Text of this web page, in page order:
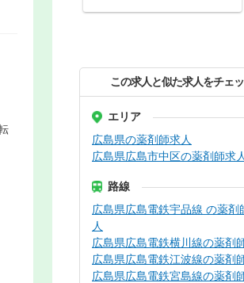
この求人と似た求人をチェ
エリア
広島県の薬剤師求人
広島県広島市中区の薬剤師求人
路線
広島県広島電鉄宇品線 の薬剤
人
広島県広島電鉄横川線の薬剤
広島県広島電鉄江波線の薬剤
広島県広島電鉄宮島線の薬剤